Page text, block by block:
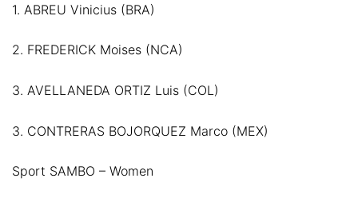
1. ABREU Vinicius (BRA)
2. FREDERICK Moises (NCA)
3. AVELLANEDA ORTIZ Luis (COL)
3. CONTRERAS BOJORQUEZ Marco (MEX)
Sport SAMBO – Women